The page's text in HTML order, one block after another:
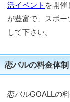
活イベント を開催
が豊富で、スポー
して下さい。
恋バルの料金体制
恋バルGOALLの